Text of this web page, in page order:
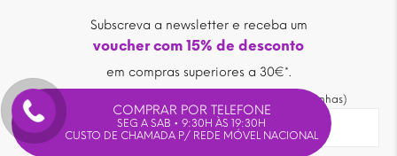
Subscreva a newsletter e receba um
voucher com 15% de desconto
em compras superiores a 30€*.
(* não acumuláveis com outras promoções ou campanhas)
COMPRAR POR TELEFONE
SEG A SAB • 9:30H ÀS 19:30H
CUSTO DE CHAMADA P/ REDE MÓVEL NACIONAL